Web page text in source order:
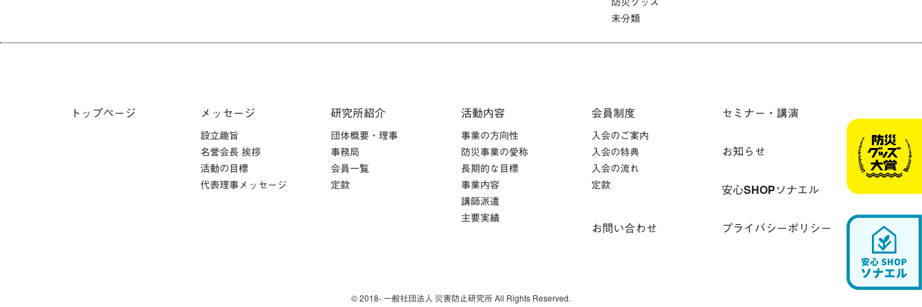
未分類
トップページ メッセージ
設立趣旨
名誉会長 挨拶
活動の目標
代表理事メッセージ
研究所紹介
団体概要・理事
事務局
会員一覧
定款
活動内容
事業の方向性
防災事業の愛称
長期的な目標
事業内容
講師派遣
主要実績
会員制度
入会のご案内
入会の特典
入会の流れ
定款
セミナー・講演
お知らせ
安心SHOPソナエル
お問い合わせ プライバシーポリシー
© 2018- 一般社団法人 災害防止研究所 All Rights Reserved.